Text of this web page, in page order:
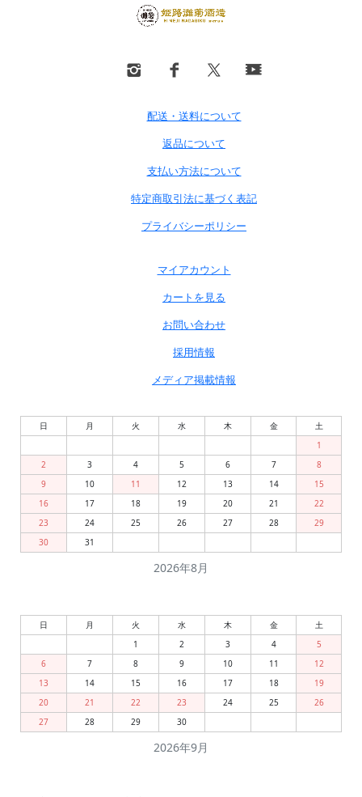
配送・送料について
返品について
支払い方法について
特定商取引法に基づく表記
プライバシーポリシー
マイアカウント
カートを見る
お問い合わせ
採用情報
メディア掲載情報
2026年8月
日 月 火 水 木 金
土
1
2
3 4 5 6 7
8
9
10 11 12 13 14
15
16
17 18 19 20 21
22
23
24 25 26 27 28
29
30
31
2026年9月
日 月 火 水 木 金
土
1
2 3 4
5
6
7 8 9 10 11
12
13
14 15 16 17 18
19
20
21 22 23 24 25
26
27
28 29 30